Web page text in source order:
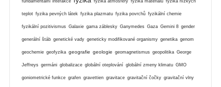
teplot fyzika pevných látek fyzika plazmatu fyzika povrchů fyzikální chemie
fyzikální pozitivismus Galaxie gama záblesky Ganymedes Gaza Gemini 8 gender
generální štáb genetické vady geneticky modifikované organismy genetika genom
geochemie geofyzika geografie geologie geomagnetismus geopolitika George
Jeffreys germáni globalizace globální oteplování globální zmeny klimatu GMO
goniometrické funkce grafen gravettien gravitace gravitační čočky gravitační vlny